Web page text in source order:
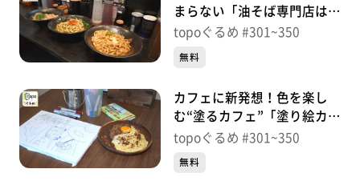
まらない「油そば専門店はて
な一番町店」（青葉区一番
topoぐるめ #301~350
無料
カフェに新発想！色を楽し
む“塗るカフェ”「塗り絵カフ
ェ＆Green」（青葉区春日
topoぐるめ #301~350
無料